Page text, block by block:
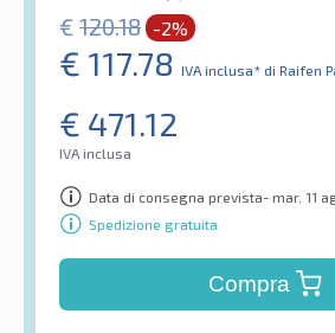
€ 120.18 -2%
€ 117.78 IVA inclusa* di Raifen
€ 471.12
IVA inclusa
Data di consegna prevista- mar. 11
Spedizione gratuita
Compra